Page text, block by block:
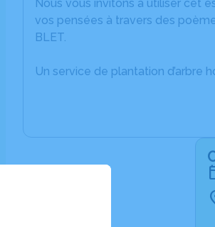
Nous vous invitons à utiliser cet
vos pensées à travers des
BLET.
Un service de plantation d’arbre